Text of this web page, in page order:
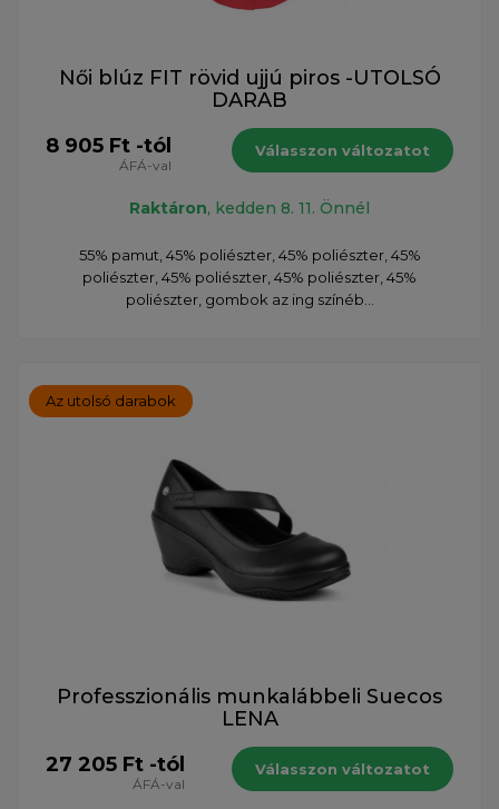
Női blúz FIT rövid ujjú piros -UTOLSÓ
DARAB
8 905 Ft -tól
ÁFÁ-val
Válasszon változatot
Raktáron, kedden 8. 11. Önnél
55% pamut, 45% poliészter, 45% poliészter, 45%
poliészter, 45% poliészter, 45% poliészter, 45%
poliészter, gombok az ing színéb...
Az utolsó darabok
Professzionális munkalábbeli Suecos
LENA
27 205 Ft -tól
ÁFÁ-val
Válasszon változatot